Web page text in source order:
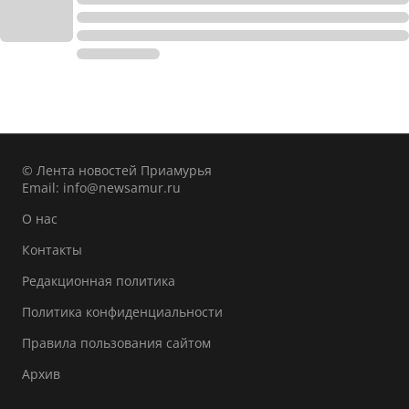
© Лента новостей Приамурья
Email: info@newsamur.ru
О нас
Контакты
Редакционная политика
Политика конфиденциальности
Правила пользования сайтом
Архив